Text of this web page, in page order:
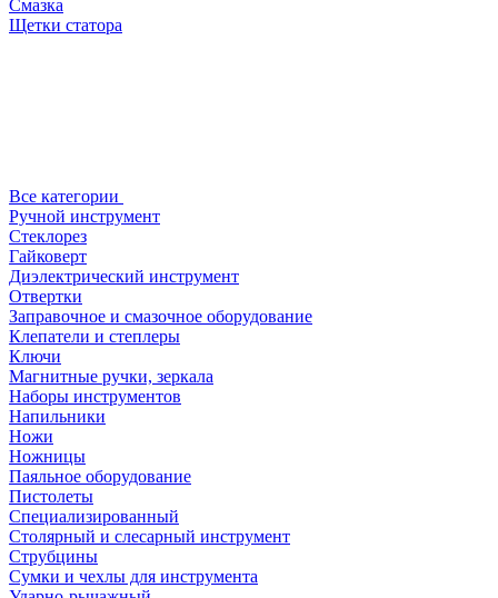
Смазка
Щетки статора
Все категории
Ручной инструмент
Стеклорез
Гайковерт
Диэлектрический инструмент
Отвертки
Заправочное и смазочное оборудование
Клепатели и степлеры
Ключи
Магнитные ручки, зеркала
Наборы инструментов
Напильники
Ножи
Ножницы
Паяльное оборудование
Пистолеты
Специализированный
Столярный и слесарный инструмент
Струбцины
Сумки и чехлы для инструмента